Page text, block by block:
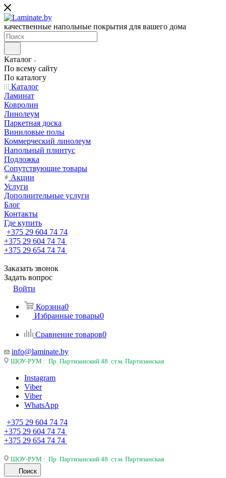
качественные напольные покрытия для вашего дома
Каталог
По всему сайту
По каталогу
Каталог
Ламинат
Ковролин
Линолеум
Паркетная доска
Виниловые полы
Коммерческий линолеум
Напольный плинтус
Подложка
Сопутствующие товары
Акции
Услуги
Дополнительные услуги
Блог
Контакты
Где купить
+375 29 604 74 74
+375 29 604 74 74
+375 29 654 74 74
Заказать звонок
Задать вопрос
Войти
Корзина0
Избранные товары0
Сравнение товаров0
info@laminate.by
ШОУ-РУМ : Пр. Партизанский 48 ст.м. Партизанская
Instagram
Viber
Viber
WhatsApp
+375 29 604 74 74
+375 29 604 74 74
+375 29 654 74 74
ШОУ-РУМ : Пр. Партизанский 48 ст.м. Партизанская
Поиск